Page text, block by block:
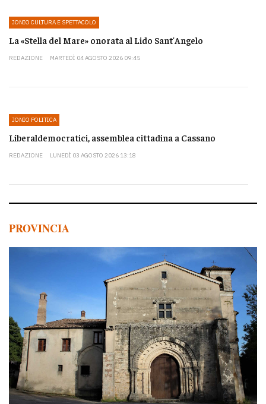
JONIO CULTURA E SPETTACOLO
La «Stella del Mare» onorata al Lido Sant'Angelo
REDAZIONE MARTEDÌ 04 AGOSTO 2026 09:45
JONIO POLITICA
Liberaldemocratici, assemblea cittadina a Cassano
REDAZIONE LUNEDÌ 03 AGOSTO 2026 13:18
PROVINCIA